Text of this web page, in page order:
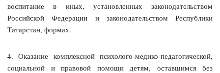
воспитание в иных, установленных законодательством
Российской Федерации и законодательством Республики
Татарстан, формах.
4. Оказание комплексной психолого-медико-педагогической,
социальной и правовой помощи детям, оставшимся без